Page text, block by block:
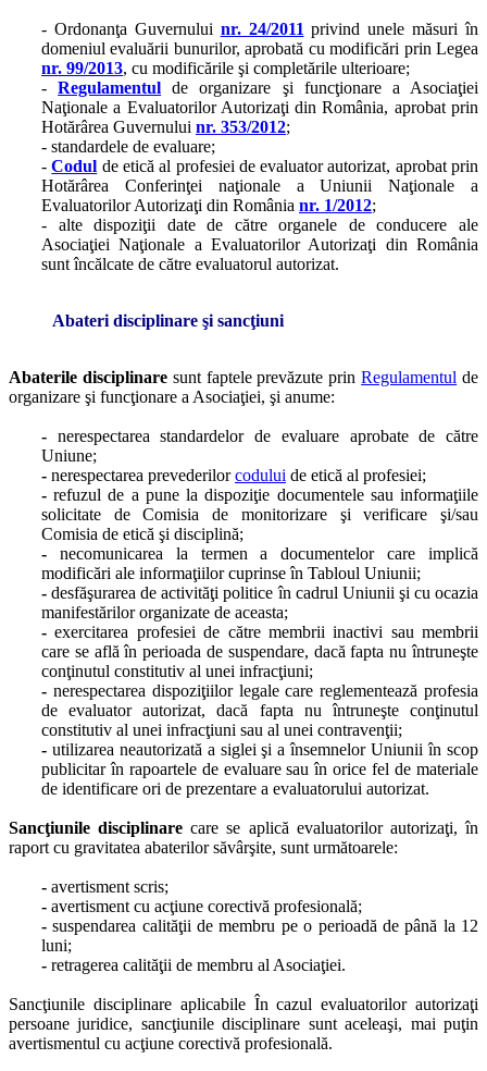
- Ordonanţa Guvernului nr. 24/2011 privind unele măsuri în
domeniul evaluării bunurilor, aprobată cu modificări prin Legea
nr. 99/2013, cu modificările şi completările ulterioare;
-Regulamentul de organizare şi funcţionare a Asociaţiei
Naţionale a Evaluatorilor Autorizaţi din România, aprobat prin
Hotărârea Guvernului nr. 353/2012;
- standardele de evaluare;
-Codul de etică al profesiei de evaluator autorizat, aprobat prin
Hotărârea Conferinţei naţionale a Uniunii Naţionale a
Evaluatorilor Autorizaţi din România nr. 1/2012;
- alte dispoziţii date de către organele de conducere ale
Asociaţiei Naţionale a Evaluatorilor Autorizaţi din România
sunt încălcate de către evaluatorul autorizat.
Abateri disciplinare şi sancţiuni
Abaterile disciplinaresunt faptele prevăzute prinRegulamentul de
organizare şi funcţionare a Asociaţiei, şi anume:
- nerespectarea standardelor de evaluare aprobate de către
Uniune;
- nerespectarea prevederilorcodului de etică al profesiei;
- refuzul de a pune la dispoziţie documentele sau informaţiile
solicitate de Comisia de monitorizare şi verificare şi/sau
Comisia de etică şi disciplină;
- necomunicarea la termen a documentelor care implică
modificări ale informaţiilor cuprinse în Tabloul Uniunii;
- desfăşurarea de activităţi politice în cadrul Uniunii şi cu ocazia
manifestărilor organizate de aceasta;
- exercitarea profesiei de către membrii inactivi sau membrii
care se află în perioada de suspendare, dacă fapta nu întruneşte
conţinutul constitutiv al unei infracţiuni;
- nerespectarea dispoziţiilor legale care reglementează profesia
de evaluator autorizat, dacă fapta nu întruneşte conţinutul
constitutiv al unei infracţiuni sau al unei contravenţii;
- utilizarea neautorizată a siglei şi a însemnelor Uniunii în scop
publicitar în rapoartele de evaluare sau în orice fel de materiale
de identificare ori de prezentare a evaluatorului autorizat.
Sancţiunile disciplinare care se aplică evaluatorilor autorizaţi, în
raport cu gravitatea abaterilor săvârşite, sunt următoarele:
- avertisment scris;
- avertisment cu acţiune corectivă profesională;
- suspendarea calităţii de membru pe o perioadă de până la 12
luni;
- retragerea calităţii de membru al Asociaţiei.
Sancţiunile disciplinare aplicabile În cazul evaluatorilor autorizaţi
persoane juridice, sancţiunile disciplinare sunt aceleaşi, mai puţin
avertismentul cu acţiune corectivă profesională.